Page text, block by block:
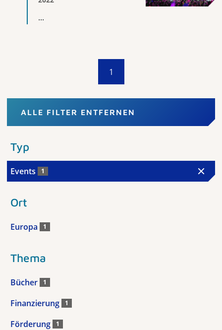
...
1
ALLE FILTER ENTFERNEN
Typ
Events 1
Ort
Europa 1
Thema
Bücher 1
Finanzierung 1
Förderung 1